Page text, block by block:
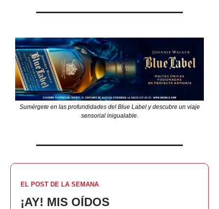
Sumérgete en las profundidades del Blue Label y descubre un viaje
sensorial inigualable.
EL POST DE LA SEMANA
¡AY! MIS OÍDOS